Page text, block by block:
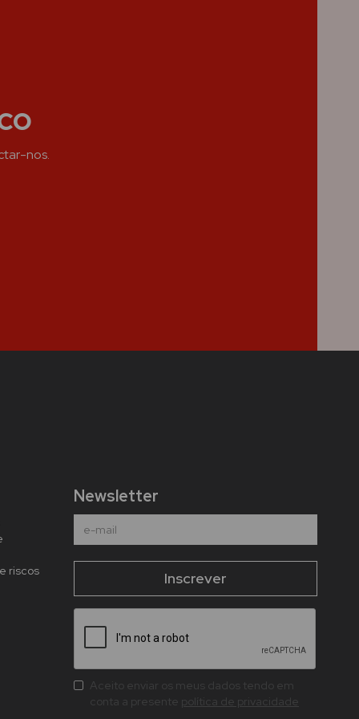
nos.
riscos
Newsletter
Aceito enviar os meus dados tendo em
conta a presente política de privacidade